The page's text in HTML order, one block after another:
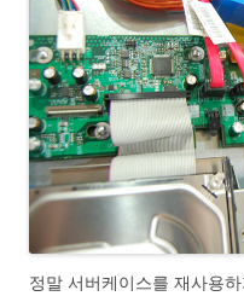
정말 서버케이스를 재사용